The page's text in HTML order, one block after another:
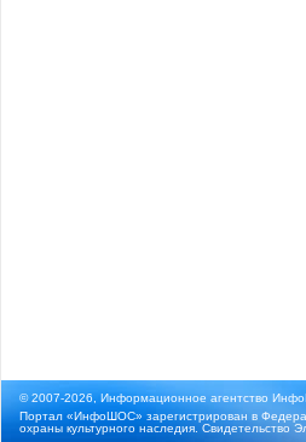
© 2007-2026, Информационное агентство
Портал «ИнфоШОС» зарегистрирован в
охраны культурного наследия. Свидетельство